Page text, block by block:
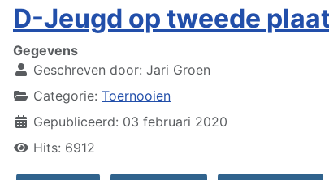
D-Jeugd op tweede
Gegevens
Geschreven door: Jari Groen
Categorie: Toernooien
Gepubliceerd: 03 februari 2020
Hits: 6912